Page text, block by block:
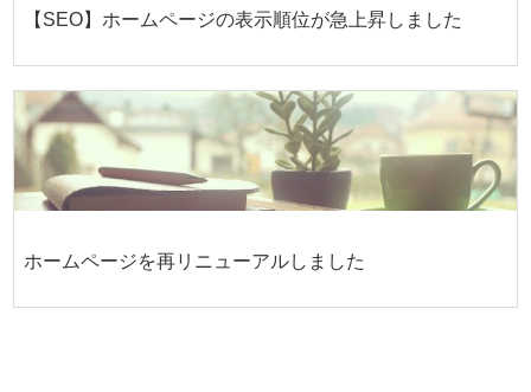
【SEO】ホームページの表示順位が急上昇しました
ホームページを再リニューアルしました